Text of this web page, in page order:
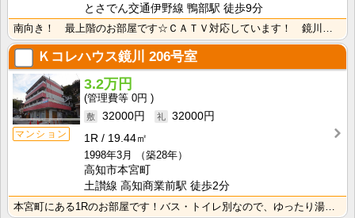
とさでん交通伊野線 鴨部駅 徒歩9分
南向き！ 最上階のお部屋です☆ＣＡＴＶ対応しています！ 鏡川緑地公園が近くにあるので、休日はお散歩を･･･
Ｋコレハウス鏡川 206号室
マンション
3.2万円
0円
32000円
32000円
1R
19.44㎡
1998年3月
（築28年）
高知市本宮町
土讃線 高知商業前駅 徒歩2分